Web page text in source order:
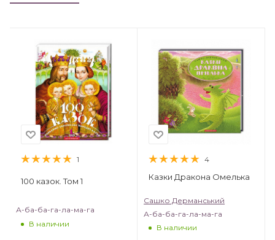
1
100 казок. Том 1
А-ба-ба-га-ла-ма-га
В наличии
4
Казки Дракона Омелька
Сашко Дерманський
А-ба-ба-га-ла-ма-га
В наличии